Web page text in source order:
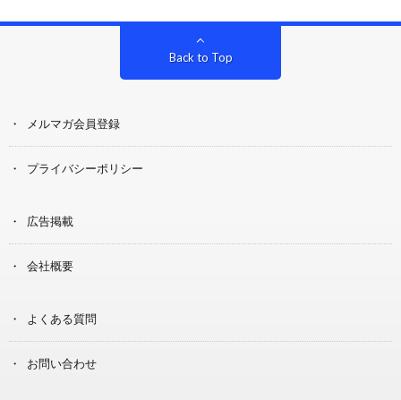
Back to Top
メルマガ会員登録
プライバシーポリシー
広告掲載
会社概要
よくある質問
お問い合わせ